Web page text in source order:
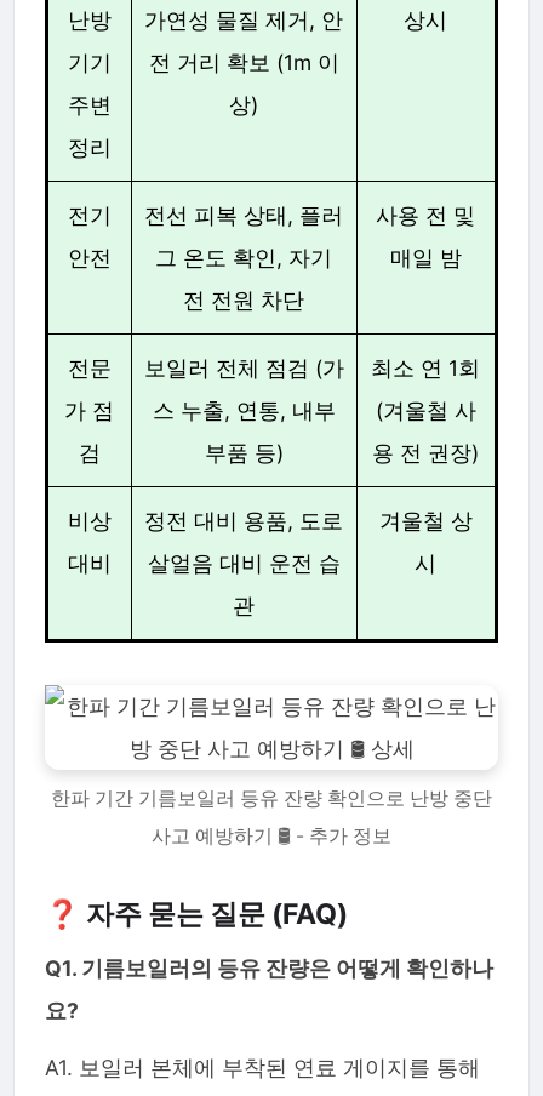
난방
기기
주변
정리
가연성 물질 제거, 안
전 거리 확보 (1m 이
상)
상시
전기
안전
전선 피복 상태, 플러
그 온도 확인, 자기
전 전원 차단
사용 전 및
매일 밤
전문
가 점
검
보일러 전체 점검 (가
스 누출, 연통, 내부
부품 등)
최소 연 1회
(겨울철 사
용 전 권장)
비상
대비
정전 대비 용품, 도로
살얼음 대비 운전 습
관
겨울철 상
시
한파 기간 기름보일러 등유 잔량 확인으로 난방 중단
사고 예방하기 🛢️ - 추가 정보
❓ 자주 묻는 질문 (FAQ)
Q1. 기름보일러의 등유 잔량은 어떻게 확인하나
요?
A1. 보일러 본체에 부착된 연료 게이지를 통해